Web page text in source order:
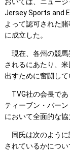
おいては、ニュー
Jersey Sports and
よって認可された
に成立した。
現在、各州の競馬
されるにあたり、
出すために奮闘して
TVG社の会長であ
ティーブン・バー
において全面的な協
同氏は次のように
されているかにつ